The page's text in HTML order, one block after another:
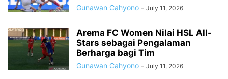
Gunawan Cahyono - July 11, 2026
Arema FC Women Nilai HSL All-
Stars sebagai Pengalaman
Berharga bagi Tim
Gunawan Cahyono - July 11, 2026